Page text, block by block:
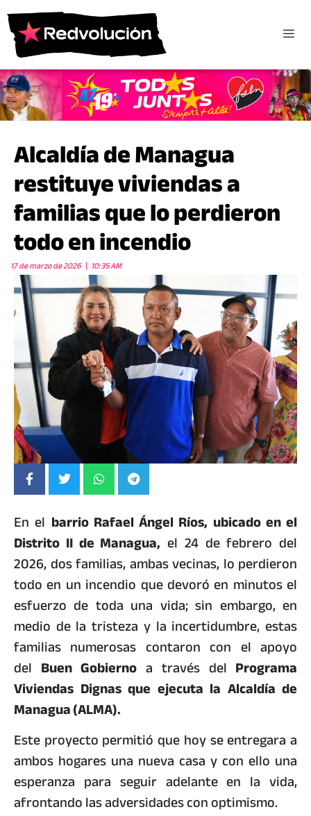
Alcaldía de Managua
restituye viviendas a
familias que lo perdieron
todo en incendio
17 de marzo de 2026 10:35 AM
En el barrio Rafael Ángel Ríos, ubicado en el
Distrito II de Managua, el 24 de febrero del
2026, dos familias, ambas vecinas, lo perdieron
todo en un incendio que devoró en minutos el
esfuerzo de toda una vida; sin embargo, en
medio de la tristeza y la incertidumbre, estas
familias numerosas contaron con el apoyo
del Buen Gobierno a través del Programa
Viviendas Dignas que ejecuta la Alcaldía de
Managua (ALMA).
Este proyecto permitió que hoy se entregara a
ambos hogares una nueva casa y con ello una
esperanza para seguir adelante en la vida,
afrontando las adversidades con optimismo.